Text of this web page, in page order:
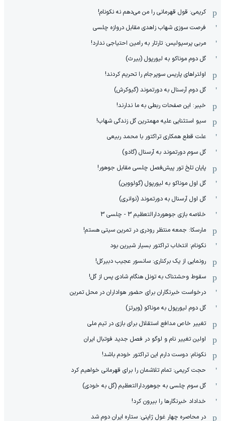
کریمی: قول قهرمانی را من می‌دهم نه نکونام!
فرصت سوزی شهاب زاهدی مقابل دروازه چلسی
مربی پرسپولیس: تارتار به رامین احتیاجی ندارد!
گل دوم موناکو به لیورپول (بیرث)
اولتراهای پاریس سوپرجام را تحریم کردند!
گل دوم آرسنال به دورتموند (گیوکرش)
خیبر: این صفحات ربطی به ما ندارند!
سیو استثنایی علیه مهمترین گل زندگی شهاب!
علت قطع همکاری تراکتور با محمد ربیعی
گل سوم دورتموند به آرسنال (گادو)
پایان تلخ تور پیش‌فصل چلسی مقابل جوهور!
گل اول موناکو به لیورپول (گولووین)
گل اول آرسنال به دورتموند (نوانری)
خلاصه بازی جوهوردارالتعظیم 3 - چلسی 3
مارسکا: جمعه منتظر رودری در تمرین سیتی هستم!
نکونام: انتخاب تراکتور بسیار شیرین بود
رونمایی از یک برکناری: سانسور عجیب دبیرکل!
سقوط وحشتناک به تونل هنگام شادی پس از گل!
درخواست خبرنگاران برای حضور هواداران در محل تمرین
گل دوم لیورپول به موناکو (ویرتز)
تغییر خاص مدافع استقلال برای بازی در تیم ملی
اولین تغییر نام و لوگو در فصل جدید فوتبال ایران
نکونام: دوست دارم این تراکتور خودم باشد!
حجت کریمی: تمام تلاشمان را برای قهرمانی خواهیم کرد
گل سوم چلسی به جوهوردارالتعظیم (گل به خودی)
خداداد خبرنگارها را بیرون کرد!
در محاصره چهار غول ژاپنی: ستاره ایران دوم شد